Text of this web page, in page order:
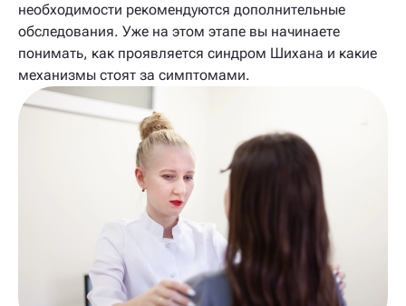
необходимости рекомендуются дополнительные
обследования. Уже на этом этапе вы начинаете
понимать, как проявляется синдром Шихана и какие
механизмы стоят за симптомами.